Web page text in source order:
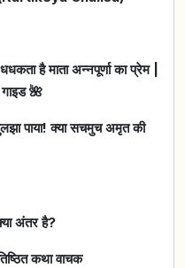
है माता अन्नपूर्णा का प्रेम |
🌺
पाया! क्या सचमुच अमृत की
अंतर है?
कथा वाचक